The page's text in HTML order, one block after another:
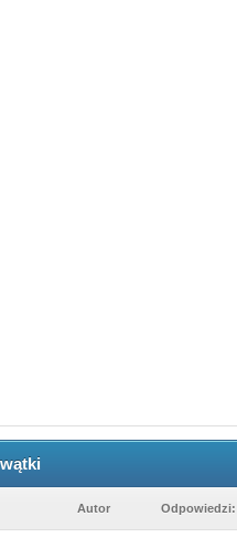
Autor Odpowiedzi: